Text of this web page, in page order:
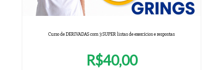
Curso de DERIVADAS com 3 SUPER listas de exercícios e respostas
R$40,00